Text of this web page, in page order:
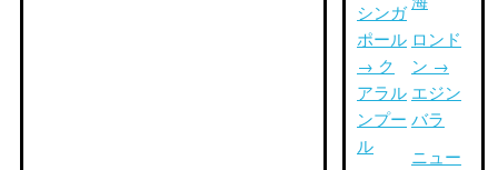
シンガ
ポール
→ ク
アラル
ンプー
ル
ロンド
ン →
エジン
バラ
ニュー